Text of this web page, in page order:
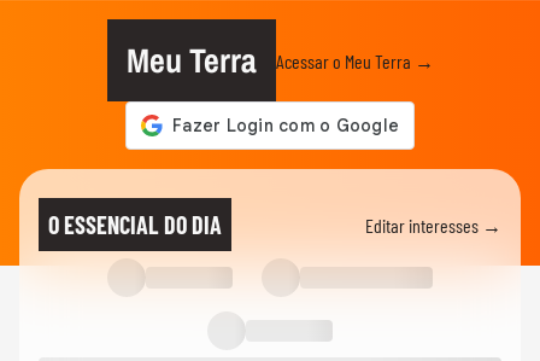
Meu Terra Acessar o Meu Terra →
O ESSENCIAL DO DIA Editar interesses →